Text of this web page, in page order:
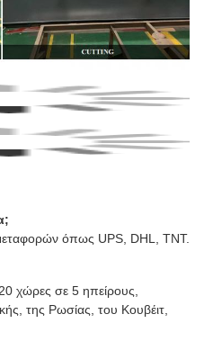
όπως UPS, DHL, TNT.
χώρες σε 5 ηπείρους,
της Ρωσίας, του Κουβέιτ,